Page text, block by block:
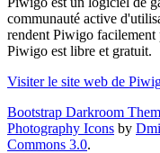
communauté active
rendent Piwigo facilement
Piwigo est libre et gratuit.
Visiter le site web de
Bootstrap Darkroom
Photography Icons by
Commons 3.0.